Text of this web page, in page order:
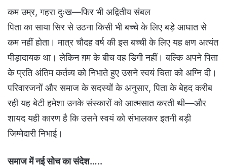
कम उम्र, गहरा दुःख—फिर भी अद्वितीय संबल
पिता का साया सिर से उठना किसी भी बच्चे के लिए बड़े आघात से
कम नहीं होता। मात्र चौदह वर्ष की इस बच्ची के लिए यह क्षण अत्यंत
पीड़ादायक था। लेकिन ग़म के बीच वह डिगी नहीं। बल्कि अपने पिता
के प्रति अंतिम कर्तव्य को निभाते हुए उसने स्वयं चिता को अग्नि दी।
परिवारजनों और समाज के सदस्यों के अनुसार, पिता के बेहद करीब
रही यह बेटी हमेशा उनके संस्कारों को आत्मसात करती थी—और
शायद यही कारण है कि उसने स्वयं को संभालकर इतनी बड़ी
जिम्मेदारी निभाई।
समाज में नई सोच का संदेश…..